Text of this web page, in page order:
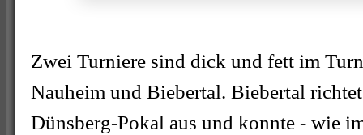
Zwei Turniere sind dick und fett im
Nauheim und Biebertal. Biebertal
Dünsberg-Pokal aus und konnte - wie